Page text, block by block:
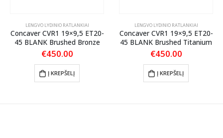
LENGVO LYDINIO RATLANKIAI
Concaver CVR1 19×9,5 ET20-
45 BLANK Brushed Bronze
€450.00
Į KREPŠELĮ
LENGVO LYDINIO RATLANKIAI
Concaver CVR1 19×9,5 ET20-
45 BLANK Brushed Titanium
€450.00
Į KREPŠELĮ